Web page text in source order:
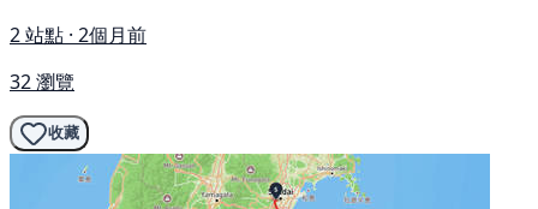
2 站點 · 2個月前
32 瀏覽
收藏